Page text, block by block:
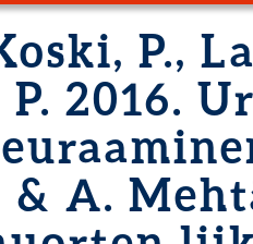
P.,
P. 2016.
& A.